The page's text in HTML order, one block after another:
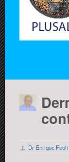
Dr Enrique Feoli